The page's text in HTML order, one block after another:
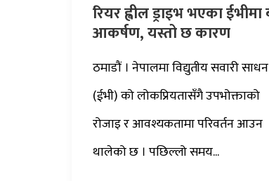
रियर ह्वील ड्राइभ भएका
आकर्षण, यस्तो छ कारण
ठमाडौं । नेपालमा विद्युतीय सवारी साधन
(ईभी) को लोकप्रियतासँगै उपभोक्ताको
रोजाइ र आवश्यकतामा परिवर्तन आउन
थालेको छ । पछिल्लो समय...